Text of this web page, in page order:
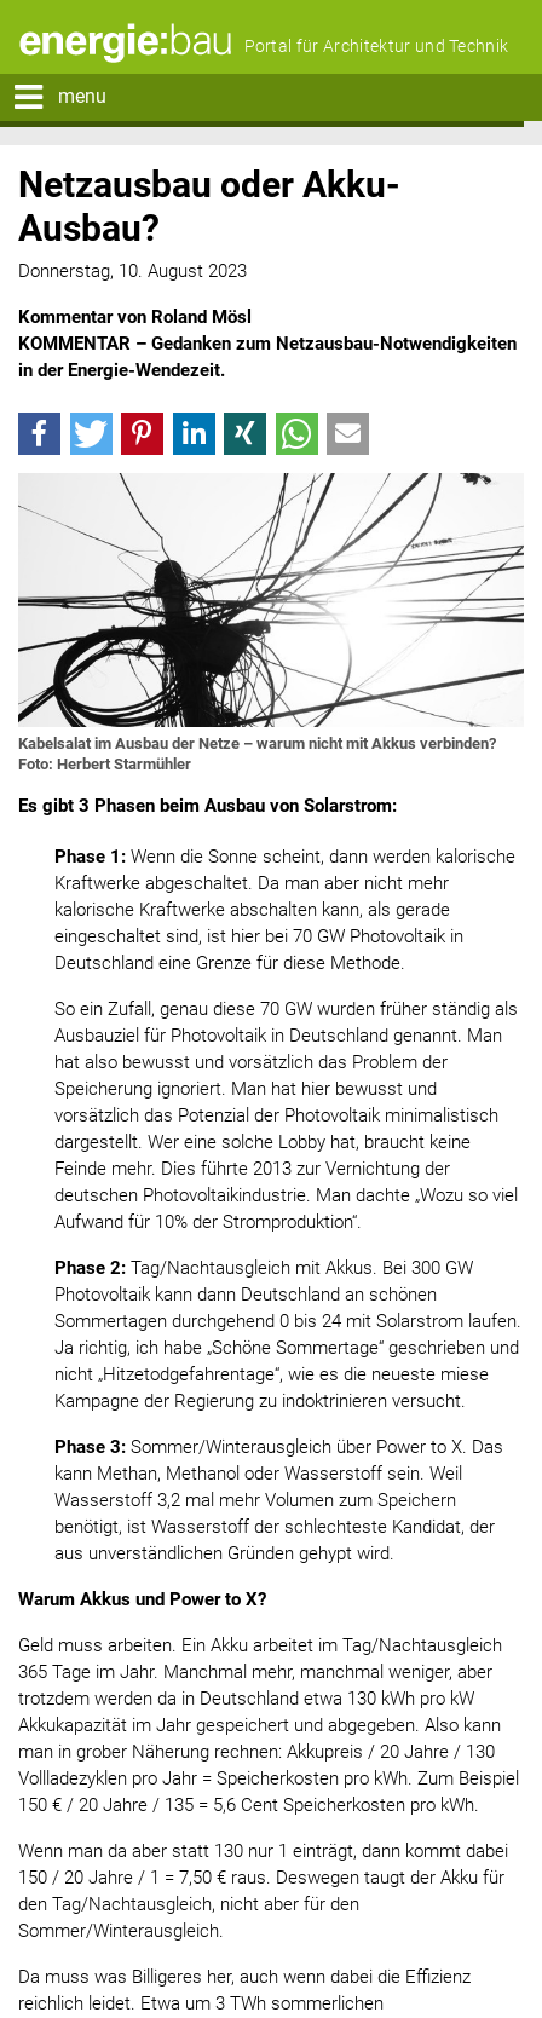
Portal für Architektur und Technik
menu
Netzausbau oder Akku-
Ausbau?
Donnerstag, 10. August 2023
Kommentar von Roland Mösl
KOMMENTAR – Gedanken zum Netzausbau-Notwendigkeiten
in der Energie-Wendezeit.
Kabelsalat im Ausbau der Netze – warum nicht mit Akkus verbinden?
Foto: Herbert Starmühler
Es gibt 3 Phasen beim Ausbau von Solarstrom:
Phase 1: Wenn die Sonne scheint, dann werden kalorische
Kraftwerke abgeschaltet. Da man aber nicht mehr
kalorische Kraftwerke abschalten kann, als gerade
eingeschaltet sind, ist hier bei 70 GW Photovoltaik in
Deutschland eine Grenze für diese Methode.
So ein Zufall, genau diese 70 GW wurden früher ständig als
Ausbauziel für Photovoltaik in Deutschland genannt. Man
hat also bewusst und vorsätzlich das Problem der
Speicherung ignoriert. Man hat hier bewusst und
vorsätzlich das Potenzial der Photovoltaik minimalistisch
dargestellt. Wer eine solche Lobby hat, braucht keine
Feinde mehr. Dies führte 2013 zur Vernichtung der
deutschen Photovoltaikindustrie. Man dachte „Wozu so viel
Aufwand für 10% der Stromproduktion“.
Phase 2: Tag/Nachtausgleich mit Akkus. Bei 300 GW
Photovoltaik kann dann Deutschland an schönen
Sommertagen durchgehend 0 bis 24 mit Solarstrom laufen.
Ja richtig, ich habe „Schöne Sommertage“ geschrieben und
nicht „Hitzetodgefahrentage“, wie es die neueste miese
Kampagne der Regierung zu indoktrinieren versucht.
Phase 3: Sommer/Winterausgleich über Power to X. Das
kann Methan, Methanol oder Wasserstoff sein. Weil
Wasserstoff 3,2 mal mehr Volumen zum Speichern
benötigt, ist Wasserstoff der schlechteste Kandidat, der
aus unverständlichen Gründen gehypt wird.
Warum Akkus und Power to X?
Geld muss arbeiten. Ein Akku arbeitet im Tag/Nachtausgleich
365 Tage im Jahr. Manchmal mehr, manchmal weniger, aber
trotzdem werden da in Deutschland etwa 130 kWh pro kW
Akkukapazität im Jahr gespeichert und abgegeben. Also kann
man in grober Näherung rechnen: Akkupreis / 20 Jahre / 130
Vollladezyklen pro Jahr = Speicherkosten pro kWh. Zum Beispiel
150 € / 20 Jahre / 135 = 5,6 Cent Speicherkosten pro kWh.
Wenn man da aber statt 130 nur 1 einträgt, dann kommt dabei
150 / 20 Jahre / 1 = 7,50 € raus. Deswegen taugt der Akku für
den Tag/Nachtausgleich, nicht aber für den
Sommer/Winterausgleich.
Da muss was Billigeres her, auch wenn dabei die Effizienz
reichlich leidet. Etwa um 3 TWh sommerlichen